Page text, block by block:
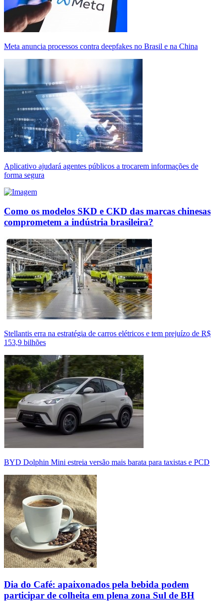
Meta anuncia processos contra deepfakes no Brasil e na China
Aplicativo ajudará agentes públicos a trocarem informações de
forma segura
Como os modelos SKD e CKD das marcas chinesas
comprometem a indústria brasileira?
Stellantis erra na estratégia de carros elétricos e tem prejuízo de R$
153,9 bilhões
BYD Dolphin Mini estreia versão mais barata para taxistas e PCD
Dia do Café: apaixonados pela bebida podem
participar de colheita em plena zona Sul de BH